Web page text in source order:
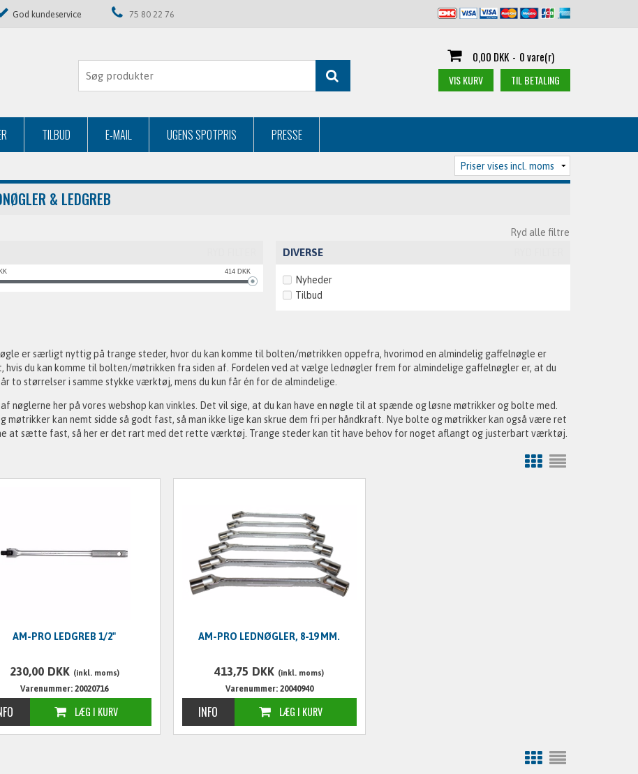
God kundeservice 75 80 22 76
0,00 DKK - 0 vare(r)
VIS KURV TIL BETALING
TILBUD E-MAIL UGENS SPOTPRIS PRESSE
& LEDGREB
Ryd alle filtre
414DKK
DIVERSE
Nyheder
Tilbud
er særligt nyttig på trange steder, hvor du kan komme til bolten/møtrikken oppefra, hvorimod en almindelig gaffelnøgle er
hvis du kan komme til bolten/møtrikken fra siden af. Fordelen ved at vælge lednøgler frem for almindelige gaffelnøgler er, at du
to størrelser i samme stykke værktøj, mens du kun får én for de almindelige.
nøglerne her på vores webshop kan vinkles. Det vil sige, at du kan have en nøgle til at spænde og løsne møtrikker og bolte med.
møtrikker kan nemt sidde så godt fast, så man ikke lige kan skrue dem fri per håndkraft. Nye bolte og møtrikker kan også være ret
at sætte fast, så her er det rart med det rette værktøj. Trange steder kan tit have behov for noget aflangt og justerbart værktøj.
AM-PRO LEDGREB 1/2"
230,00 DKK (inkl. moms)
Varenummer: 20020716
AM-PRO LEDNØGLER, 8-19 MM.
413,75 DKK (inkl. moms)
Varenummer: 20040940